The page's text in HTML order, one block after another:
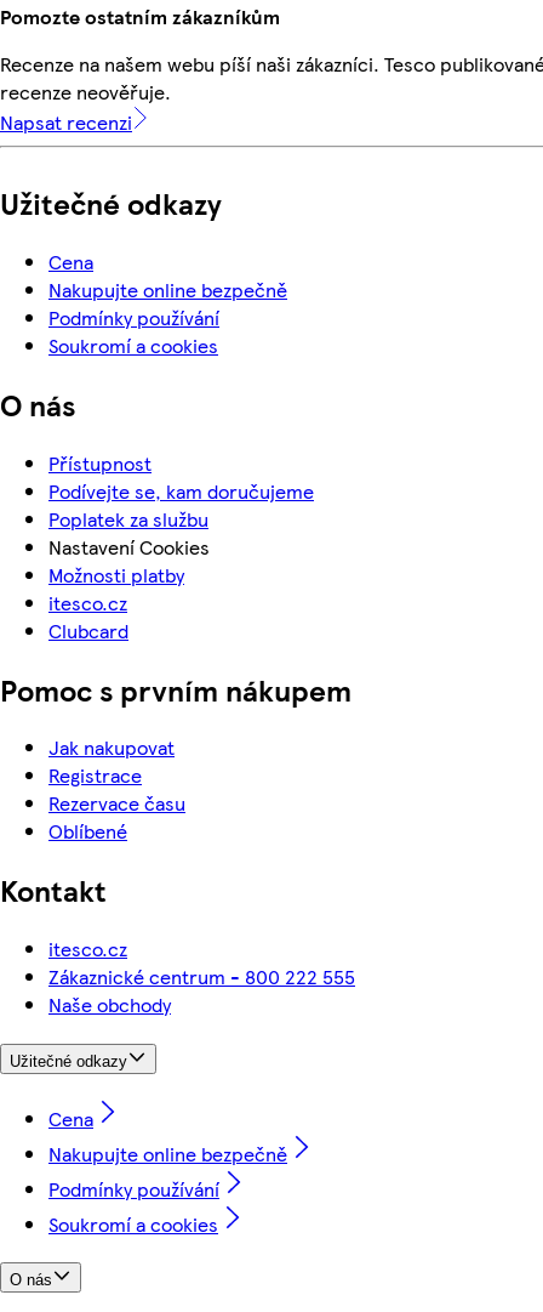
Pomozte ostatním zákazníkům
Recenze na našem webu píší naši zákazníci. Tesco
recenze neověřuje.
Napsat recenzi
Užitečné odkazy
Cena
Nakupujte online bezpečně
Podmínky používání
Soukromí a cookies
O nás
Přístupnost
Podívejte se, kam doručujeme
Poplatek za službu
Nastavení Cookies
Možnosti platby
itesco.cz
Clubcard
Pomoc s prvním nákupem
Jak nakupovat
Registrace
Rezervace času
Oblíbené
Kontakt
itesco.cz
Zákaznické centrum - 800 222 555
Naše obchody
Užitečné odkazy
Cena
Nakupujte online bezpečně
Podmínky používání
Soukromí a cookies
O nás